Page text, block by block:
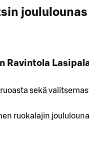
Ravintola
sekä
ruokalajin